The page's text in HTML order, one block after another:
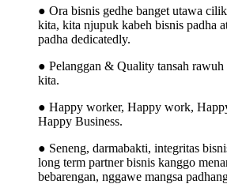
● Ora bisnis gedhe banget utawa
kita, kita njupuk kabeh bisnis padha
padha dedicatedly.
● Pelanggan & Quality tansah rawuh
kita.
● Happy worker, Happy work,
Happy Business.
● Seneng, darmabakti, integritas
long term partner bisnis kanggo
bebarengan, nggawe mangsa